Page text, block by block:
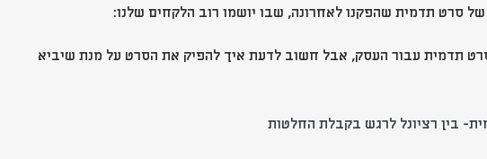
סרט תדמית שהפקנו לאחרונה, שבו יושמו רוב הלקחים שלנו:
תדמית עבור העסק, אבל חשוב לדעת איך להפיק את הסרט על מנת שיביא
בין רציונל לרגש בקבלת החלטות